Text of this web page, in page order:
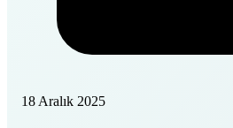
18 Aralık 2025